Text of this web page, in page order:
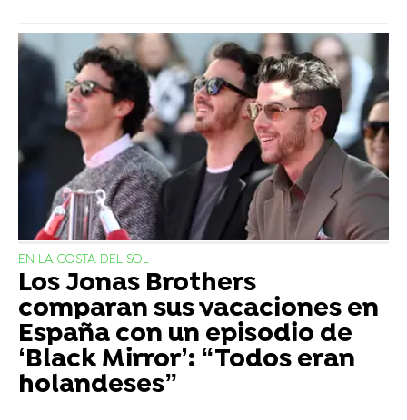
EN LA COSTA DEL SOL
Los Jonas Brothers
comparan sus vacaciones en
España con un episodio de
‘Black Mirror’: “Todos eran
holandeses”